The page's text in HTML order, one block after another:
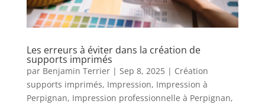
Les erreurs à éviter dans la création de
supports imprimés
par Benjamin Terrier| Sep 8, 2025| Création
supports imprimés, Impression, Impression à
Perpignan, Impression professionnelle à Perpignan,